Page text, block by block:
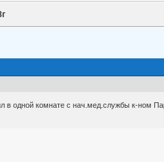
одной комнате с нач.мед.службы к-ном